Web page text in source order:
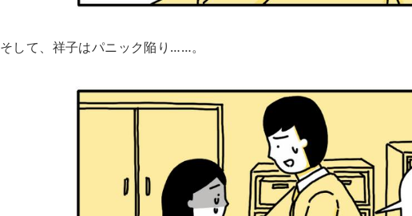
そして、祥子はパニック陥り……。